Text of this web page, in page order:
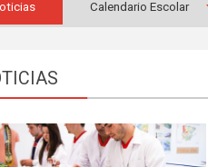
Calendario Escolar